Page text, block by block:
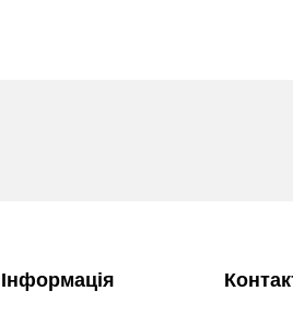
Інформація